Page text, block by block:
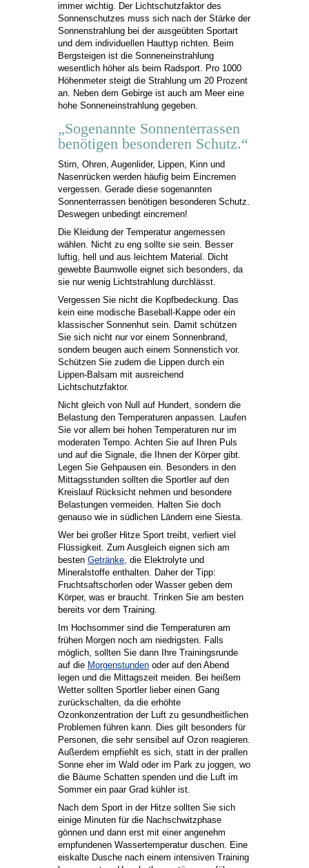
immer wichtig. Der Lichtschutzfaktor des
Sonnenschutzes muss sich nach der Stärke der
Sonnenstrahlung bei der ausgeübten Sportart
und dem individuellen Hauttyp richten. Beim
Bergsteigen ist die Sonneneinstrahlung
wesentlich höher als beim Radsport. Pro 1000
Höhenmeter steigt die Strahlung um 20 Prozent
an. Neben dem Gebirge ist auch am Meer eine
hohe Sonneneinstrahlung gegeben.
„Sogenannte Sonnenterrassen
benötigen besonderen Schutz.“
Stirn, Ohren, Augenlider, Lippen, Kinn und
Nasenrücken werden häufig beim Eincremen
vergessen. Gerade diese sogenannten
Sonnenterrassen benötigen besonderen Schutz.
Deswegen unbedingt eincremen!
Die Kleidung der Temperatur angemessen
wählen. Nicht zu eng sollte sie sein. Besser
luftig, hell und aus leichtem Material. Dicht
gewebte Baumwolle eignet sich besonders, da
sie nur wenig Lichtstrahlung durchlässt.
Vergessen Sie nicht die Kopfbedeckung. Das
kein eine modische Baseball-Kappe oder ein
klassischer Sonnenhut sein. Damit schützen
Sie sich nicht nur vor einem Sonnenbrand,
sondern beugen auch einem Sonnenstich vor.
Schützen Sie zudem die Lippen durch ein
Lippen-Balsam mit ausreichend
Lichtschutzfaktor.
Nicht gleich von Null auf Hundert, sondern die
Belastung den Temperaturen anpassen. Laufen
Sie vor allem bei hohen Temperaturen nur im
moderaten Tempo. Achten Sie auf Ihren Puls
und auf die Signale, die Ihnen der Körper gibt.
Legen Sie Gehpausen ein. Besonders in den
Mittagsstunden sollten die Sportler auf den
Kreislauf Rücksicht nehmen und besondere
Belastungen vermeiden. Halten Sie doch
genauso wie in südlichen Ländern eine Siesta.
Wer bei großer Hitze Sport treibt, verliert viel
Flüssigkeit. Zum Ausgleich eignen sich am
besten Getränke, die Elektrolyte und
Mineralstoffe enthalten. Daher der Tipp:
Fruchtsaftschorlen oder Wasser geben dem
Körper, was er braucht. Trinken Sie am besten
bereits vor dem Training.
Im Hochsommer sind die Temperaturen am
frühen Morgen noch am niedrigsten. Falls
möglich, sollten Sie dann Ihre Trainingsrunde
auf die Morgenstunden oder auf den Abend
legen und die Mittagszeit meiden. Bei heißem
Wetter sollten Sportler lieber einen Gang
zurückschalten, da die erhöhte
Ozonkonzentration der Luft zu gesundheitlichen
Problemen führen kann. Dies gilt besonders für
Personen, die sehr sensibel auf Ozon reagieren.
Außerdem empfiehlt es sich, statt in der prallen
Sonne eher im Wald oder im Park zu joggen, wo
die Bäume Schatten spenden und die Luft im
Sommer ein paar Grad kühler ist.
Nach dem Sport in der Hitze sollten Sie sich
einige Minuten für die Nachschwitzphase
gönnen und dann erst mit einer angenehm
empfundenen Wassertemperatur duschen. Eine
eiskalte Dusche nach einem intensiven Training